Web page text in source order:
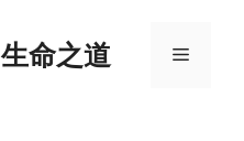
生命之道 Menu